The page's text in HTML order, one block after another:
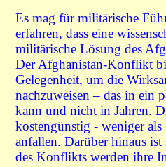
Es mag für militärische
erfahren, dass eine
militärische Lösung des
Der Afghanistan-Konflikt
Gelegenheit, um die
nachzuweisen – das in ein
kann und nicht in Jahren.
kostengünstig - weniger
anfallen. Darüber hinaus
des Konflikts werden ihre